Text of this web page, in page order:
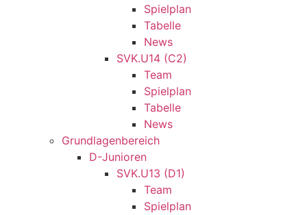
Spielplan
Tabelle
News
SVK.U14 (C2)
Team
Spielplan
Tabelle
News
Grundlagenbereich
D-Junioren
SVK.U13 (D1)
Team
Spielplan